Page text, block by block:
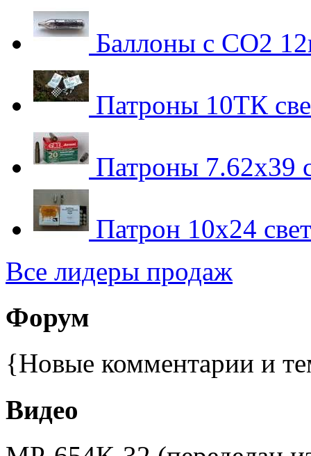
Баллоны с СО2
Патроны 10ТК
Патроны 7.62х39
Патрон 10х24
Все лидеры продаж
Форум
{Новые комментарии и
Видео